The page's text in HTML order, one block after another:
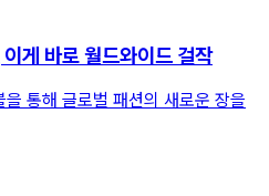
게 바로 월드와이드 걸작
통해 글로벌 패션의 새로운 장을